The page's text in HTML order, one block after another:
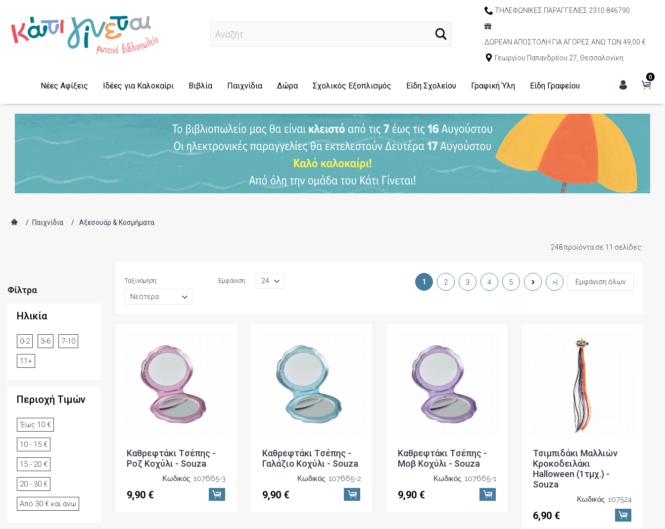
Αναζήτηση...
ΤΗΛΕΦΩΝΙΚΕΣ ΠΑΡΑΓΓΕΛΙΕΣ 2310 846790
ΔΩΡΕΑΝ ΑΠΟΣΤΟΛΗ ΓΙΑ ΑΓΟΡΕΣ ΑΝΩ ΤΩΝ 49,00 €
Γεωργίου Παπανδρέου 27, Θεσσαλονίκη
0
Νέες Αφίξεις Ιδέες για Καλοκαίρι Βιβλία Παιχνίδια Δώρα Σχολικός Εξοπλισμός Είδη Σχολείου Γραφική Ύλη Είδη Γραφείου
/ Παιχνίδια / Αξεσουάρ & Κοσμήματα
Φίλτρα
Ηλικία
0-2 3-6 7-10
11+
Περιοχή Τιμών
'Εως 10 €
10 - 15 €
15 - 20 €
20 - 30 €
Από 30 € και άνω
248 προϊόντα σε 11 σελίδες:
Ταξινόμηση: Εμφάνιση: 1 2 3 4 5 >| Εμφάνιση όλων
Καθρεφτάκι Tσέπης -
Ροζ Κοχύλι - Souza
Κωδικός: 107665-3
9,90 €
Καθρεφτάκι Tσέπης -
Γαλάζιο Κοχύλι - Souza
Κωδικός: 107665-2
9,90 €
Καθρεφτάκι Tσέπης -
Μοβ Κοχύλι - Souza
Κωδικός: 107665-1
9,90 €
Τσιμπιδάκι Μαλλιών
Κροκοδειλάκι
Halloween (1τμχ.) -
Souza
Κωδικός: 107524
6,90 €